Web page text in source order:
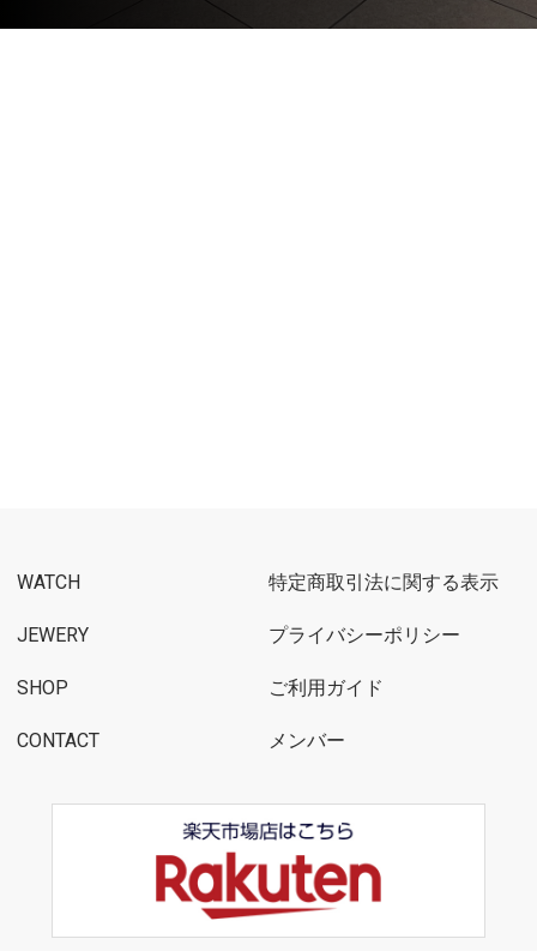
WATCH
JEWERY
SHOP
CONTACT
特定商取引法に関する表示
プライバシーポリシー
ご利用ガイド
メンバー